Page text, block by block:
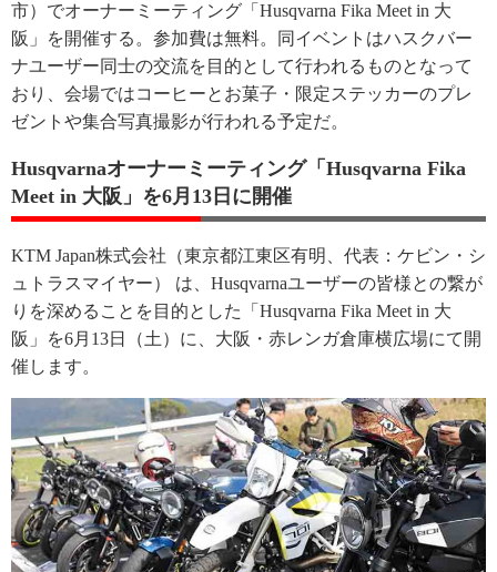
市）でオーナーミーティング「Husqvarna Fika Meet in 大
阪」を開催する。参加費は無料。同イベントはハスクバー
ナユーザー同士の交流を目的として行われるものとなって
おり、会場ではコーヒーとお菓子・限定ステッカーのプレ
ゼントや集合写真撮影が行われる予定だ。
Husqvarnaオーナーミーティング「Husqvarna Fika
Meet in 大阪」を6月13日に開催
KTM Japan株式会社（東京都江東区有明、代表：ケビン・シ
ュトラスマイヤー） は、Husqvarnaユーザーの皆様との繋が
りを深めることを目的とした「Husqvarna Fika Meet in 大
阪」を6月13日（土）に、大阪・赤レンガ倉庫横広場にて開
催します。